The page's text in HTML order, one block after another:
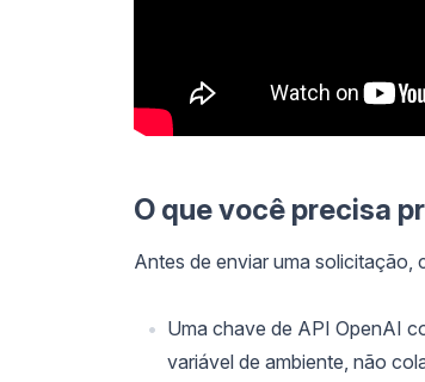
O que você precisa
Antes de enviar uma solicitação,
Uma chave de API OpenAI
variável de ambiente, não